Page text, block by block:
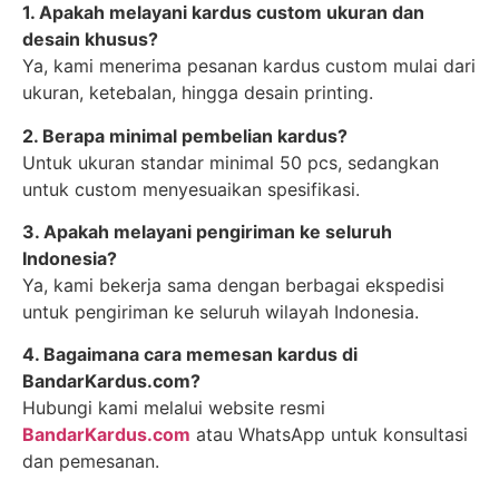
1. Apakah melayani kardus custom ukuran dan
desain khusus?
Ya, kami menerima pesanan kardus custom mulai dari
ukuran, ketebalan, hingga desain printing.
2. Berapa minimal pembelian kardus?
Untuk ukuran standar minimal 50 pcs, sedangkan
untuk custom menyesuaikan spesifikasi.
3. Apakah melayani pengiriman ke seluruh
Indonesia?
Ya, kami bekerja sama dengan berbagai ekspedisi
untuk pengiriman ke seluruh wilayah Indonesia.
4. Bagaimana cara memesan kardus di
BandarKardus.com?
Hubungi kami melalui website resmi
BandarKardus.com atau WhatsApp untuk konsultasi
dan pemesanan.